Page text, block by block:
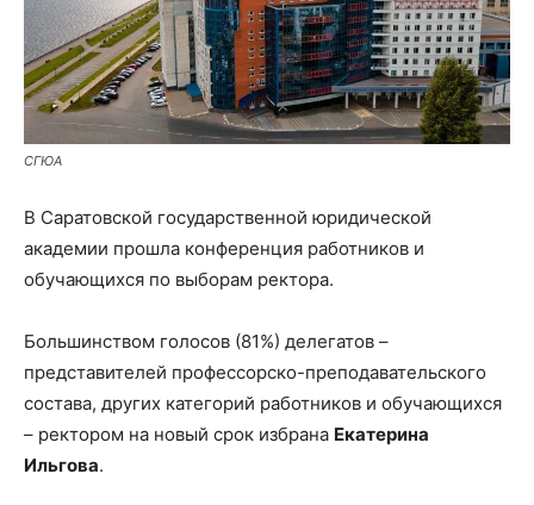
СГЮА
В Саратовской государственной юридической
академии прошла конференция работников и
обучающихся по выборам ректора.
Большинством голосов (81%) делегатов –
представителей профессорско-преподавательского
состава, других категорий работников и обучающихся
– ректором на новый срок избрана Екатерина
Ильгова.